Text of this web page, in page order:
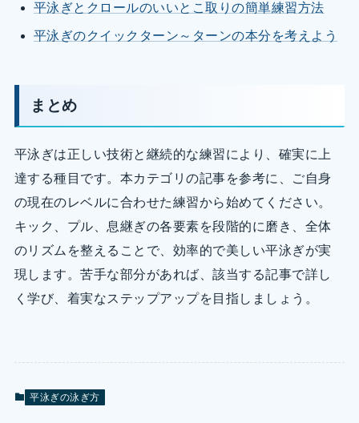
平泳ぎとクロールのいいとこ取りの簡単練習方法
平泳ぎのクイックターン～ターンの本分を考えよう
まとめ
平泳ぎは正しい技術と継続的な練習により、確実に上
達する種目です。本カテゴリの記事を参考に、ご自身
の現在のレベルに合わせた練習から始めてください。
キック、プル、息継ぎの各要素を段階的に磨き、全体
のリズムを整えることで、効率的で美しい平泳ぎが実
現します。苦手な部分があれば、該当する記事で詳し
く学び、着実なステップアップを目指しましょう。
平泳ぎの泳ぎ方